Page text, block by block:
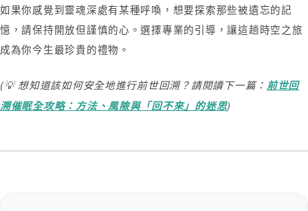
如果你感覺到靈魂深處有某種呼喚，想要探索那些被遺忘的記
憶，請保持開放但謹慎的心。選擇專業的引導，讓這趟時空之旅
成為你今生最珍貴的禮物。
(💡 想知道該如何安全地進行前世回溯？請閱讀下一篇： 前世回
溯催眠全攻略：方法、風險與「回不來」的迷思)